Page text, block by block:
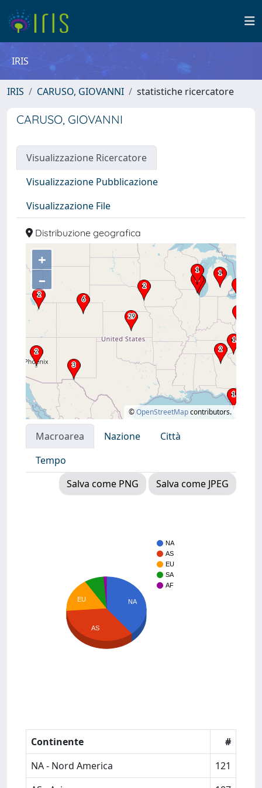
IRIS
IRIS CARUSO, GIOVANNI statistiche ricercatore
CARUSO, GIOVANNI
Visualizzazione Ricercatore
Visualizzazione Pubblicazione
Visualizzazione File
Distribuzione geografica
+
–
©OpenStreetMapcontributors.
Macroarea Nazione
Città
Tempo
Salva come PNG
Salva come JPEG
NA
AS
EU
SA
AF
NA
EU
AS
Continente
#
NA - Nord America
121